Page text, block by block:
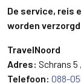
De service, reis
worden
TravelNoord
Adres: Schrans 5
Telefoon: 088-